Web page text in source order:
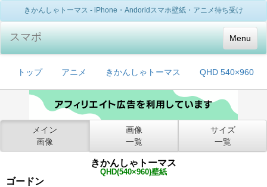
きかんしゃトーマス - iPhone・Andoridスマホ壁紙・アニメ待ち受け
Menu
スマポ
トップ アニメ きかんしゃトーマス QHD 540×960
メイン
画像
画像
一覧
サイズ
一覧
きかんしゃトーマス
QHD(540×960)壁紙
ゴードン